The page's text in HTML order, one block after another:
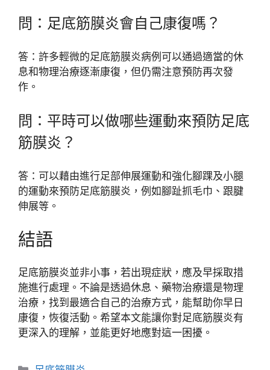
問：足底筋膜炎會自己康復嗎？
答：許多輕微的足底筋膜炎病例可以通過適當的休
息和物理治療逐漸康復，但仍需注意預防再次發
作。
問：平時可以做哪些運動來預防足底
筋膜炎？
答：可以藉由進行足部伸展運動和強化腳踝及小腿
的運動來預防足底筋膜炎，例如腳趾抓毛巾、跟腱
伸展等。
結語
足底筋膜炎並非小事，若出現症狀，應及早採取措
施進行處理。不論是透過休息、藥物治療還是物理
治療，找到最適合自己的治療方式，能幫助你早日
康復，恢復活動。希望本文能讓你對足底筋膜炎有
更深入的理解，並能更好地應對這一困擾。
分